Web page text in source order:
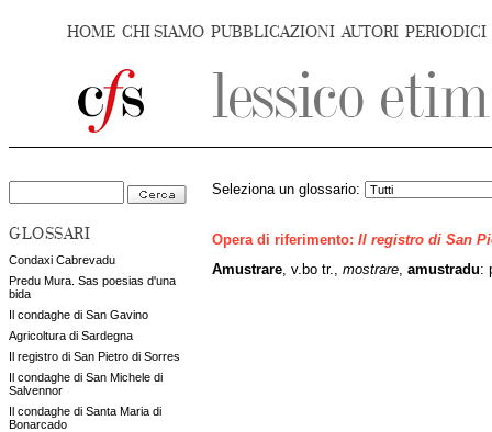
HOME CHI SIAMO PUBBLICAZIONI AUTORI PERIODICI
GLOSSARI
Condaxi Cabrevadu
Predu Mura. Sas poesias d'una
bida
Il condaghe di San Gavino
Agricoltura di Sardegna
Il registro di San Pietro di Sorres
Il condaghe di San Michele di
Salvennor
Il condaghe di Santa Maria di
Bonarcado
Seleziona un glossario:
Opera di riferimento: Il registro di San
Amustrare , v.bo tr., mostrare amustradu: